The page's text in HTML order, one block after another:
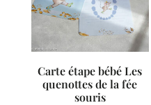
Carte étape bébé Les
quenottes de la fée
souris